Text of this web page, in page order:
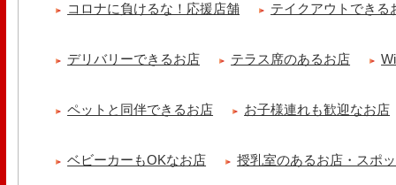
ッコラサラダをそえて)手..
【 よもぎ蒸しやリラクゼーション専門の顧問契約 】 冷え性改善協会
コロナに負けるな！応援店舗 テイクアウトできる
デリバリーできるお店 テラス席のあるお店
ペットと同伴できるお店 お子様連れも歓迎なお店
ベビーカーもOKなお店 授乳室のあるお店・スポ